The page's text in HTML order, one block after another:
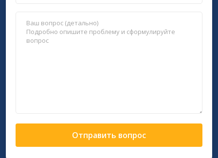
Отправить вопрос